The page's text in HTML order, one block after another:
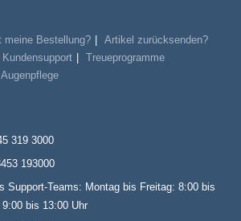
meine Bestellung?
Artikel zurücksenden?
Kundensupport
Treueprogramme
Augenpflege
319 3000
193000
Support-Teams: Montag bis Freitag: 8:00 bis
bis 13:00 Uhr